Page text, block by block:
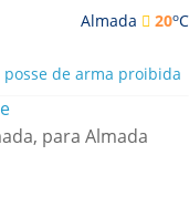
Almada 20oC
de arma proibida
necessários
detectam
problema de má
para Almada